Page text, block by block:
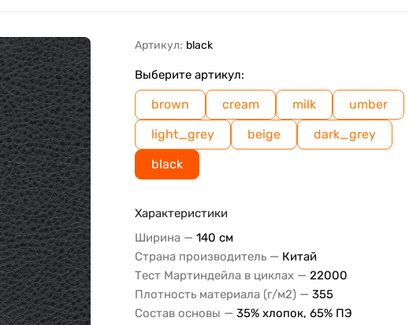
Артикул: black
Выберите артикул:
brown cream milk
umber
light_grey
beige
dark_grey
black
Характеристики
Ширина — 140 см
Страна производитель — Китай
Тест Мартиндейла в циклах — 22000
Плотность материала (г/м2) — 355
Состав основы — 35% хлопок, 65% ПЭ